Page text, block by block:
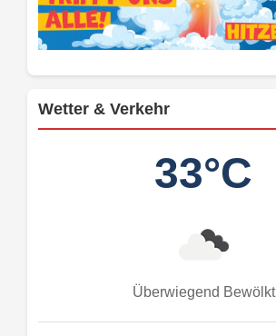
Wetter & Verkehr
33°C
Überwiegend Bewölkt